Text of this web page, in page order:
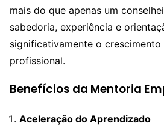
mais do que apenas um
sabedoria, experiência e
significativamente o crescimento
profissional.
Benefícios da Mentoria
Aceleração do Aprendizado